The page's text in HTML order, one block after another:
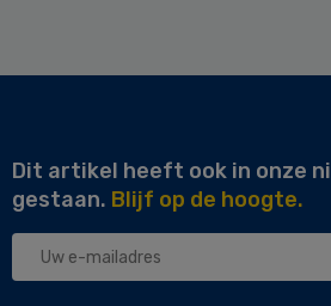
Dit artikel heeft ook in onze
gestaan. Blijf op de hoogte.
Uw